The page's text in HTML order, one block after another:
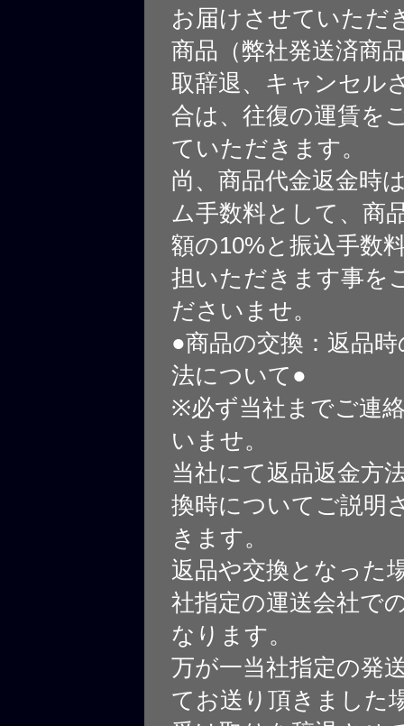
お届けさせていただ
商品（弊社発送済商
取辞退、キャンセル
合は、往復の運賃を
ていただきます。
尚、商品代金返金時
ム手数料として、商
額の10%と振込手数
担いただきます事を
ださいませ。
●商品の交換：返品
法について●
※必ず当社までご連
いませ。
当社にて返品返金方
換時についてご説明
きます。
返品や交換となった
社指定の運送会社で
なります。
万が一当社指定の発
てお送り頂きました